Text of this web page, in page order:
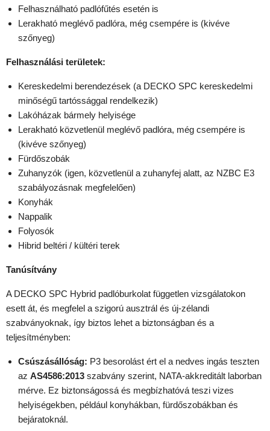
Felhasználható padlófűtés esetén is
Lerakható meglévő padlóra, még csempére is (kivéve
szőnyeg)
Felhasználási területek:
Kereskedelmi berendezések (a DECKO SPC kereskedelmi
minőségű tartóssággal rendelkezik)
Lakóházak bármely helyisége
Lerakható közvetlenül meglévő padlóra, még csempére is
(kivéve szőnyeg)
Fürdőszobák
Zuhanyzók (igen, közvetlenül a zuhanyfej alatt, az NZBC E3
szabályozásnak megfelelően)
Konyhák
Nappalik
Folyosók
Hibrid beltéri / kültéri terek
Tanúsítvány
A DECKO SPC Hybrid padlóburkolat független vizsgálatokon
esett át, és megfelel a szigorú ausztrál és új-zélandi
szabványoknak, így biztos lehet a biztonságban és a
teljesítményben:
Csúszásállóság: P3 besorolást ért el a nedves ingás teszten
az AS4586:2013 szabvány szerint, NATA-akkreditált laborban
mérve. Ez biztonságossá és megbízhatóvá teszi vizes
helyiségekben, például konyhákban, fürdőszobákban és
bejáratoknál.